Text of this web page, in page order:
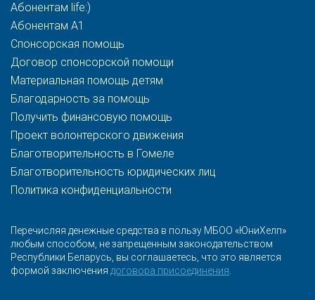
Абонентам life:)
Абонентам A1
Спонсорская помощь
Договор спонсорской помощи
Материальная помощь детям
Благодарность за помощь
Получить финансовую помощь
Проект волонтерского движения
Благотворительность в Гомеле
Благотворительность юридических лиц
Политика конфиденциальности
Перечисляя денежные средства в пользу МБОО «ЮниХелп»
любым способом, не запрещенным законодательством
Республики Беларусь, вы соглашаетесь, что это является
формой заключения договора присоединения.